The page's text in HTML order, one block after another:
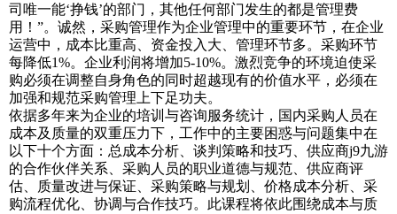
司唯一能‘挣钱’的部门，其他任何部门发生的都是管理费
用！”。诚然，采购管理作为企业管理中的重要环节，在企业
运营中，成本比重高、资金投入大、管理环节多。采购环节
每降低1%。企业利润将增加5-10%。激烈竞争的环境迫使采
购必须在调整自身角色的同时超越现有的价值水平，必须在
加强和规范采购管理上下足功夫。
依据多年来为企业的培训与咨询服务统计，国内采购人员在
成本及质量的双重压力下，工作中的主要困惑与问题集中在
以下十个方面：总成本分析、谈判策略和技巧、供应商j9九游
的合作伙伴关系、采购人员的职业道德与规范、供应商评
估、质量改进与保证、采购策略与规划、价格成本分析、采
购流程优化、协调与合作技巧。此课程将依此围绕成本与质